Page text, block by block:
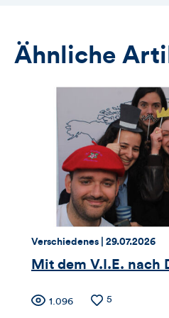
Ähnliche
Thema:
Verschiedenes | Datum:
29.07.2026
Mit dem V.I.E. nach
Zähler
Anzahl
1.096
Anzahl
5